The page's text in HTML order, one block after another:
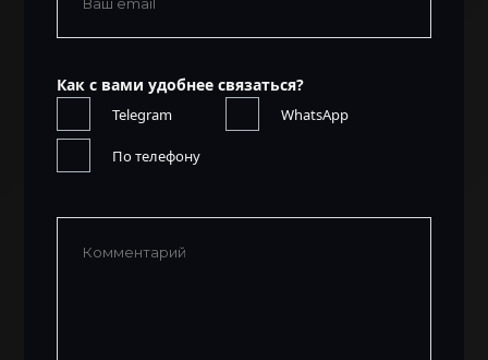
Как с вами удобнее связаться?
Telegram WhatsApp
По телефону